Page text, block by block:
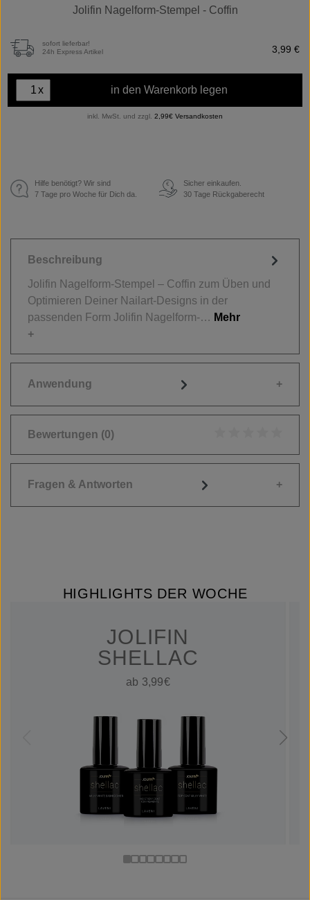
Jolifin Nagelform-Stempel - Coffin
sofort lieferbar!
24h Express Artikel
3,99 €
x in den Warenkorb legen
inkl. MwSt. und zzgl. 2,99€ Versandkosten
Hilfe benötigt? Wir sind
7 Tage pro Woche für Dich da.
€
Sicher einkaufen.
30 Tage Rückgaberecht
Beschreibung
Jolifin Nagelform-Stempel – Coffin zum Üben und
Optimieren Deiner Nailart-Designs in der
passenden Form Jolifin Nagelform-… Mehr
Anwendung
Bewertungen (0)
Fragen & Antworten
HIGHLIGHTS DER WOCHE
JOLIFIN
SHELLAC
ab 3,99€